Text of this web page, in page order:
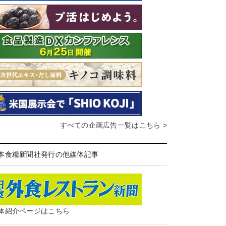
すべての企画広告一覧はこちら >
食糧新聞社発行の他媒体記事
紹介ページはこちら